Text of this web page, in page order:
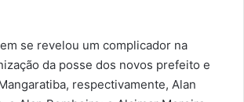
se revelou um complicador na
da posse dos novos prefeito e
respectivamente, Alan